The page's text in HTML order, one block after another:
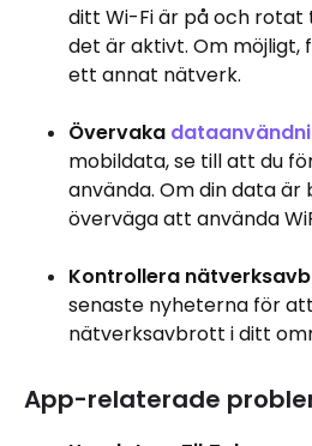
ditt Wi-Fi är på och rotat
det är aktivt. Om möjligt,
ett annat nätverk.
Övervaka
mobildata, se till att du
använda. Om din data är
överväga att använda
Kontrollera
senaste nyheterna för
nätverksavbrott i ditt
App-relaterade